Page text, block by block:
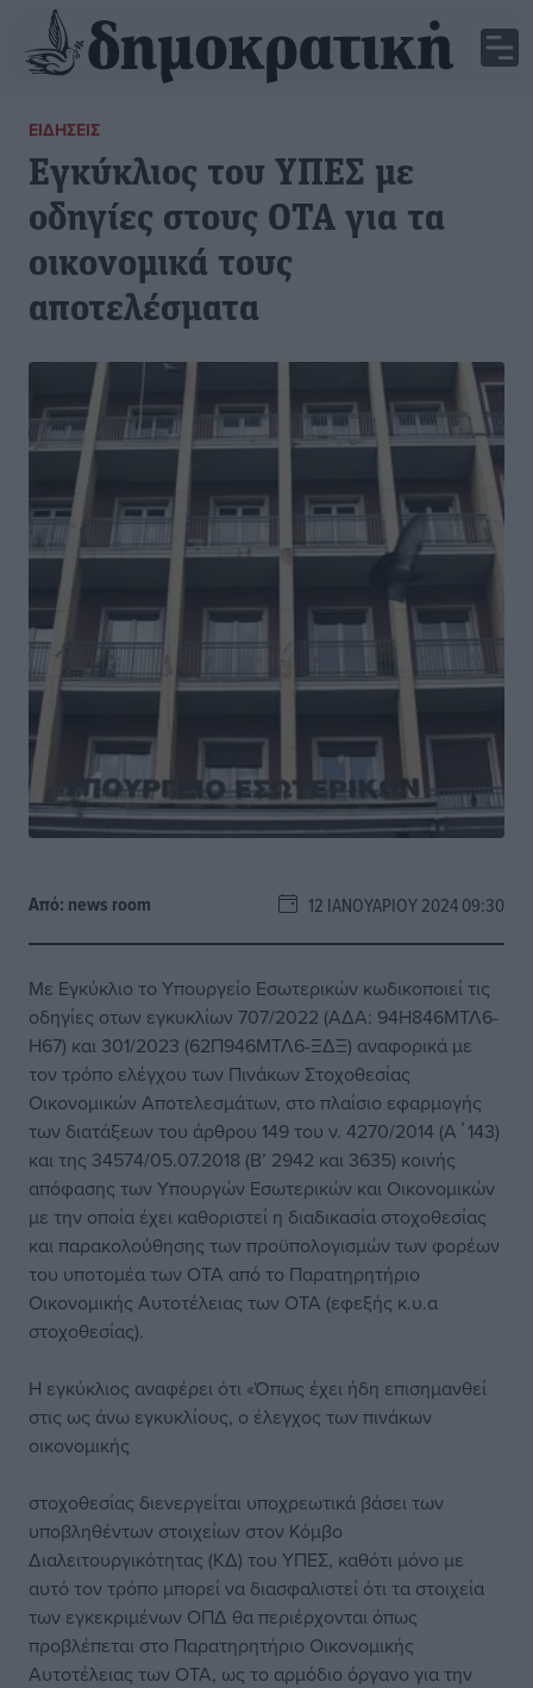
ΕΙΔΉΣΕΙΣ
Εγκύκλιος του ΥΠΕΣ με
οδηγίες στους ΟΤΑ για τα
οικονομικά τους
αποτελέσματα
Από: news room 12 ΙΑΝΟΥΑΡΊΟΥ 2024 09:30
Με Εγκύκλιο το Υπουργείο Εσωτερικών κωδικοποιεί τις
οδηγίες οτων εγκυκλίων 707/2022 (ΑΔΑ: 94Η846ΜΤΛ6-
Η67) και 301/2023 (62Π946ΜΤΛ6-ΞΔΞ) αναφορικά με
τον τρόπο ελέγχου των Πινάκων Στοχοθεσίας
Οικονομικών Αποτελεσμάτων, στο πλαίσιο εφαρμογής
των διατάξεων του άρθρου 149 του ν. 4270/2014 (Α΄143)
και της 34574/05.07.2018 (Β’ 2942 και 3635) κοινής
απόφασης των Υπουργών Εσωτερικών και Οικονομικών
με την οποία έχει καθοριστεί η διαδικασία στοχοθεσίας
και παρακολούθησης των προϋπολογισμών των φορέων
του υποτομέα των ΟΤΑ από το Παρατηρητήριο
Οικονομικής Αυτοτέλειας των ΟΤΑ (εφεξής κ.υ.α
στοχοθεσίας).
Η εγκύκλιος αναφέρει ότι «Όπως έχει ήδη επισημανθεί
στις ως άνω εγκυκλίους, ο έλεγχος των πινάκων
οικονομικής
στοχοθεσίας διενεργείται υποχρεωτικά βάσει των
υποβληθέντων στοιχείων στον Κόμβο
Διαλειτουργικότητας (ΚΔ) του ΥΠΕΣ, καθότι μόνο με
αυτό τον τρόπο μπορεί να διασφαλιστεί ότι τα στοιχεία
των εγκεκριμένων ΟΠΔ θα περιέρχονται όπως
προβλέπεται στο Παρατηρητήριο Οικονομικής
Αυτοτέλειας των ΟΤΑ, ως το αρμόδιο όργανο για την